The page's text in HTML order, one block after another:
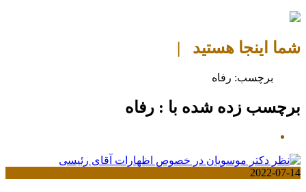
شما اینجا هستید |
برچسب: رفاه
برچسب زده شده با : رفاه
2022-07-14